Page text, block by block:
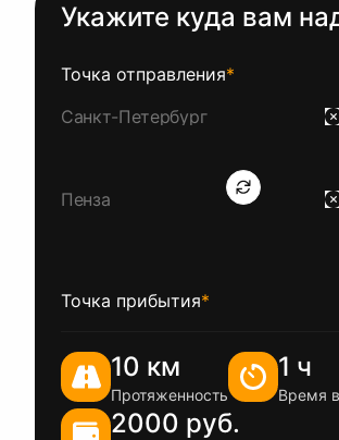
Укажите куда вам
Точка отправления*
Точка прибытия*
10 км
Протяженность
1 ч
Время
2000 руб.